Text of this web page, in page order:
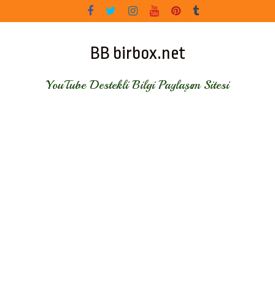
to
BB birbox.net
YouTube Destekli Bilgi Paylaşım Sitesi